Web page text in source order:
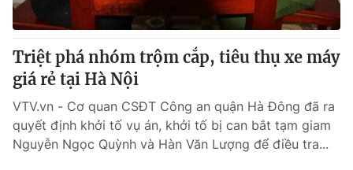
VTV4 Vươn mình bằng AI
VTV9 VTV8
Liên hệ tòa soạn English
Triệt phá nhóm trộm cắp, tiêu thụ xe máy
giá rẻ tại Hà Nội
VTV.vn - Cơ quan CSĐT Công an quận Hà Đông đã ra
quyết định khởi tố vụ án, khởi tố bị can bắt tạm giam
Nguyễn Ngọc Quỳnh và Hàn Văn Lượng để điều tra...